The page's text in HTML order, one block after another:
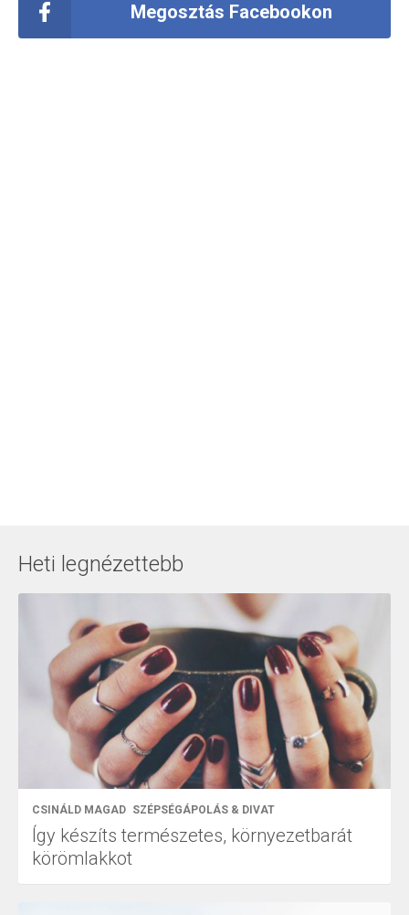
Megosztás Facebookon
Heti legnézettebb
CSINÁLD MAGAD SZÉPSÉGÁPOLÁS & DIVAT
Így készíts természetes, környezetbarát
körömlakkot